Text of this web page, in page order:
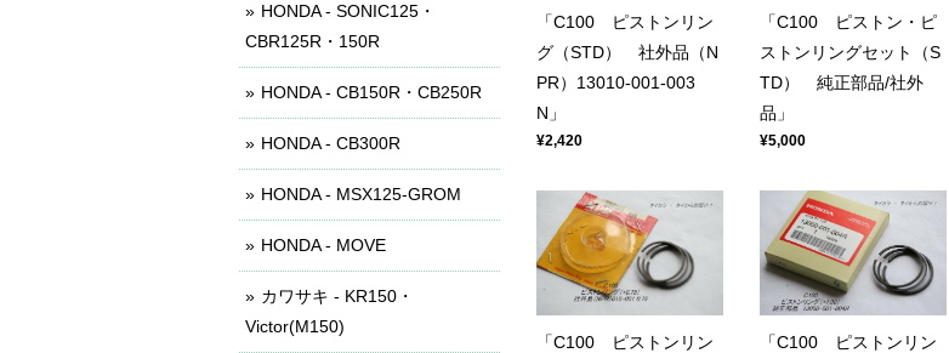
「C100 ピストンリン
グ（STD） 社外品（N
PR）13010-001-003
N」
¥2,420
「C100 ピストン・ピ
ストンリングセット（S
TD） 純正部品/社外
品」
¥5,000
「C100 ピストンリン
「C100 ピストンリン
HONDA - SONIC125・
CBR125R・150R
HONDA - CB150R・CB250R
HONDA - CB300R
HONDA - MSX125-GROM
HONDA - MOVE
カワサキ - KR150・
Victor(M150)